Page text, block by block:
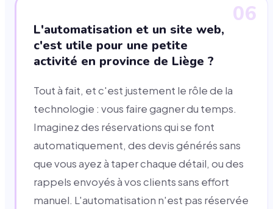
06
L'automatisation et un site web,
c'est utile pour une petite
activité en province de Liège ?
Tout à fait, et c'est justement le rôle de la
technologie : vous faire gagner du temps.
Imaginez des réservations qui se font
automatiquement, des devis générés sans
que vous ayez à taper chaque détail, ou des
rappels envoyés à vos clients sans effort
manuel. L'automatisation n'est pas réservée